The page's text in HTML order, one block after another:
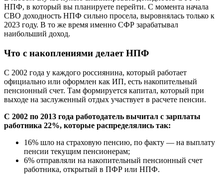
НПФ, в который вы планируете перейти. С момента начала
СВО доходность НПФ сильно просела, выровнялась только к
2023 году. В то же время именно СФР зарабатывал
наибольший доход.
Что с накоплениями делает НПФ
С 2002 года у каждого россиянина, который работает
официально или оформлен как ИП, есть накопительный
пенсионный счет. Там формируется капитал, который при
выходе на заслуженный отдых участвует в расчете пенсии.
С 2002 по 2013 года работодатель вычитал с зарплаты
работника 22%, которые распределялись так:
16% шло на страховую пенсию, по факту — на выплату
пенсии текущим пенсионерам;
6% отправляли на накопительный пенсионный счет
работника, открытый в ПФР или НПФ.